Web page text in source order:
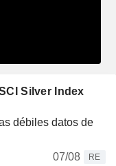
Silver Index
débiles datos de
07/08
RE